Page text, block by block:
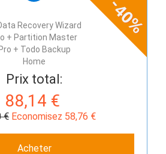
Prix total:
88,14 €
€ Economisez 58,76 €
Acheter